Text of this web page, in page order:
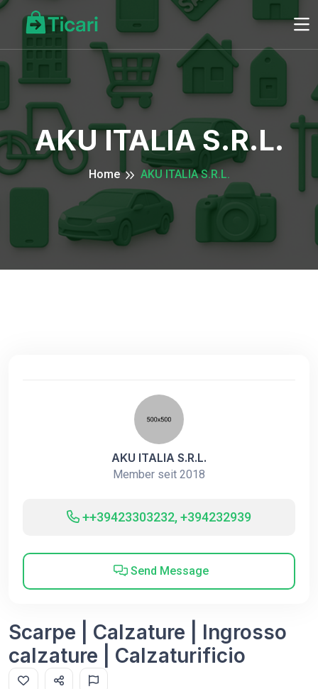
AKU ITALIA S.R.L.
Home AKU ITALIA S.R.L.
AKU ITALIA S.R.L.
Member seit 2018
++39423303232, +394232939
Send Message
Scarpe | Calzature | Ingrosso
calzature | Calzaturificio